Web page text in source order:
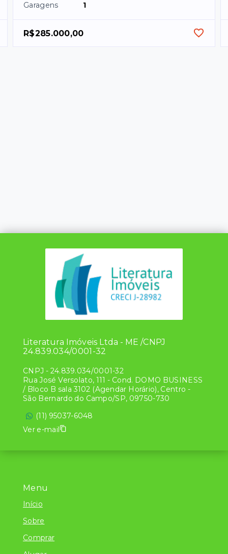
Garagens
1
R$285.000,00
Menu
Início
Sobre
Comprar
Literatura Imóveis Ltda - ME /CNPJ
24.839.034/0001-32
CNPJ - 24.839.034/0001-32
Rua José Versolato, 111 - Cond. DOMO BUSINESS
/ Bloco B sala 3102 (Agendar Horário), Centro -
São Bernardo do Campo/SP, 09750-730
(11) 95037-6048
Ver e-mail